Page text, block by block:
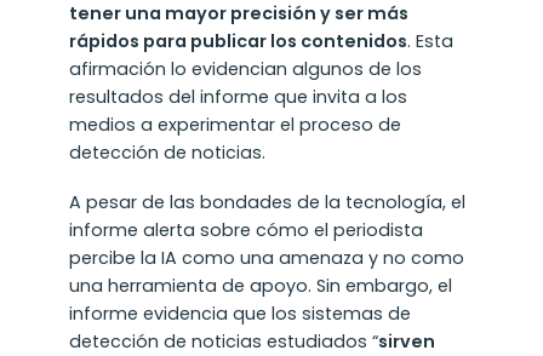
tener una mayor precisión y ser más
rápidos para publicar los contenidos. Esta
afirmación lo evidencian algunos de los
resultados del informe que invita a los
medios a experimentar el proceso de
detección de noticias.
A pesar de las bondades de la tecnología, el
informe alerta sobre cómo el periodista
percibe la IA como una amenaza y no como
una herramienta de apoyo. Sin embargo, el
informe evidencia que los sistemas de
detección de noticias estudiados “sirven